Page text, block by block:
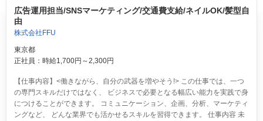
広告運用担当/SNSマーケティング/交通費支給/ネイルOK/髪型自
由
株式会社FFU
東京都
正社員：時給1,700円～2,300円
【仕事内容】<働きながら、自分の武器を増やそう!> この仕事では、一つ
の専門スキルだけではなく、 ビジネスで必要となる幅広い能力を実践で身
につけることができます。 コミュニケーション、企画、分析、マーケティ
ングなど、 どんな業界でも活かせるスキルを習得できます。 仕事内容 未